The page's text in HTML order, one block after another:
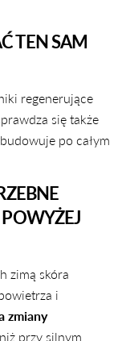
TEN SAM
regenerujące
się także
po całym
zimą skóra
i
zmiany
przy silnym